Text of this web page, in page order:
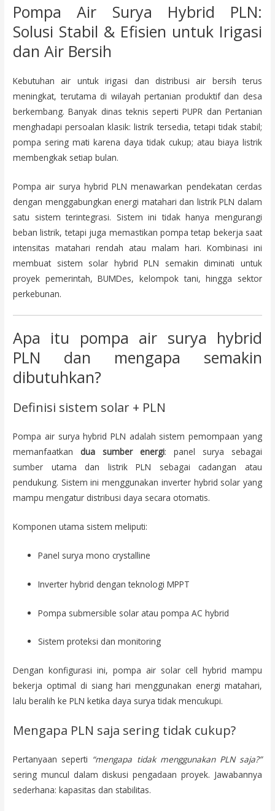
Pompa Air Surya Hybrid PLN:
Solusi Stabil & Efisien untuk Irigasi
dan Air Bersih
Kebutuhan air untuk irigasi dan distribusi air bersih terus
meningkat, terutama di wilayah pertanian produktif dan desa
berkembang. Banyak dinas teknis seperti PUPR dan Pertanian
menghadapi persoalan klasik: listrik tersedia, tetapi tidak stabil;
pompa sering mati karena daya tidak cukup; atau biaya listrik
membengkak setiap bulan.
Pompa air surya hybrid PLN menawarkan pendekatan cerdas
dengan menggabungkan energi matahari dan listrik PLN dalam
satu sistem terintegrasi. Sistem ini tidak hanya mengurangi
beban listrik, tetapi juga memastikan pompa tetap bekerja saat
intensitas matahari rendah atau malam hari. Kombinasi ini
membuat sistem solar hybrid PLN semakin diminati untuk
proyek pemerintah, BUMDes, kelompok tani, hingga sektor
perkebunan.
Apa itu pompa air surya hybrid
PLN dan mengapa semakin
dibutuhkan?
Definisi sistem solar + PLN
Pompa air surya hybrid PLN adalah sistem pemompaan yang
memanfaatkan dua sumber energi: panel surya sebagai
sumber utama dan listrik PLN sebagai cadangan atau
pendukung. Sistem ini menggunakan inverter hybrid solar yang
mampu mengatur distribusi daya secara otomatis.
Komponen utama sistem meliputi:
Panel surya mono crystalline
Inverter hybrid dengan teknologi MPPT
Pompa submersible solar atau pompa AC hybrid
Sistem proteksi dan monitoring
Dengan konfigurasi ini, pompa air solar cell hybrid mampu
bekerja optimal di siang hari menggunakan energi matahari,
lalu beralih ke PLN ketika daya surya tidak mencukupi.
Mengapa PLN saja sering tidak cukup?
Pertanyaan seperti “mengapa tidak menggunakan PLN saja?”
sering muncul dalam diskusi pengadaan proyek. Jawabannya
sederhana: kapasitas dan stabilitas.